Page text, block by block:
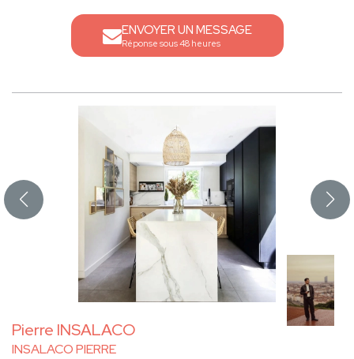
ENVOYER UN MESSAGE
Réponse sous 48 heures
Pierre INSALACO
INSALACO PIERRE